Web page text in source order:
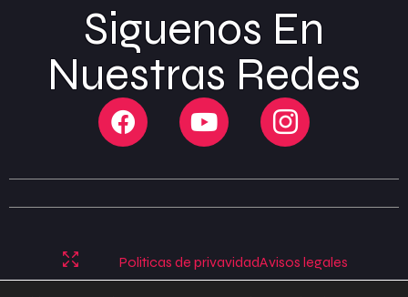
Siguenos En
Nuestras Redes
Politicas de privavidadAvisos legales